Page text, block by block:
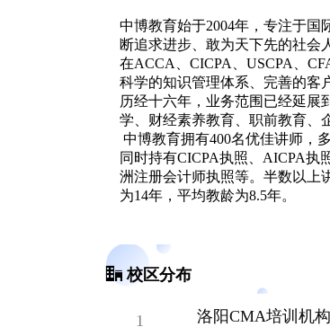
中博教育始于2004年，专注于
断追求进步、敢为天下先的社会
在ACCA、CICPA、USCPA、
科学的知识管理体系、完善的客
历经十六年，业务范围已经延展
学、财经素养教育、职前教育、
中博教育拥有400名优佳讲师，
同时持有CICPA执照、AICPA执
洲注册会计师执照等。半数以上
为14年，平均教龄为8.5年。
校区分布
1 洛阳CMA培训机